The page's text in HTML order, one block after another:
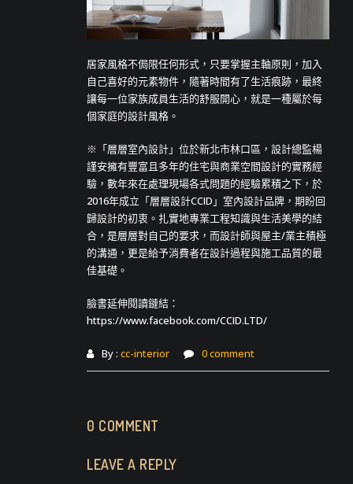
居家風格不侷限任何形式，只要掌握主軸原則，加入
自己喜好的元素物件，隨著時間有了生活痕跡，最終
讓每一位家族成員生活的舒服開心，就是一種屬於每
個家庭的設計風格。
※「層層室內設計」位於新北市林口區，設計總監楊
謹安擁有豐富且多年的住宅與商業空間設計的實務經
驗，數年來在處理現場各式問題的經驗累積之下，於
2016年成立「層層設計CCID」室內設計品牌，期盼回
歸設計的初衷。扎實地專業工程知識與生活美學的結
合，是層層對自己的要求，而設計師與屋主/業主積極
的溝通，更是給予消費者在設計過程與施工品質的最
佳基礎。
臉書延伸閱讀鏈結：
https://www.facebook.com/CCID.LTD/
By : cc-interior 0 comment
0 COMMENT
LEAVE A REPLY